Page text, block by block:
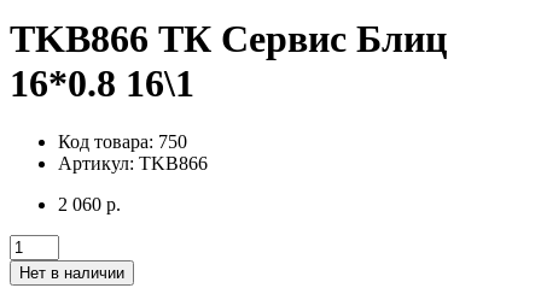
TKB866 ТК Сервис Блиц
16*0.8 16\1
Код товара: 750
Артикул: TKB866
2 060 р.
Нет в наличии